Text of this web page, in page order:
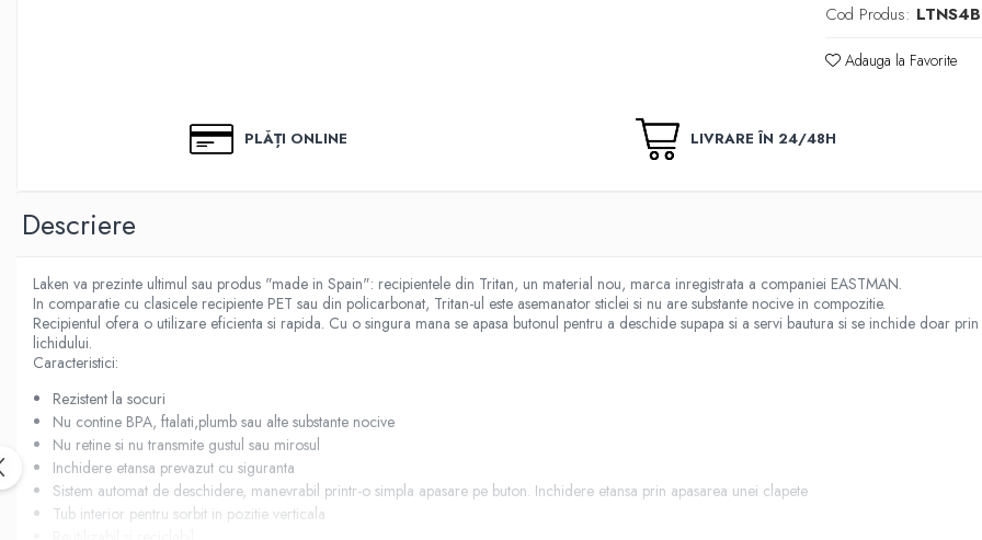
Demachiere si Curatare Ten
Produse igiena intima
Cod Produs: LTNS4B
Adauga la Favorite
PLĂȚI ONLINE LIVRARE ÎN 24/48H
Descriere
Laken va prezinte ultimul sau produs "made in Spain": recipientele din Tritan, un material nou, marca inregistrata a companiei EASTMAN.
In comparatie cu clasicele recipiente PET sau din policarbonat, Tritan-ul este asemanator sticlei si nu are substante nocive in compozitie.
Recipientul ofera o utilizare eficienta si rapida. Cu o singura mana se apasa butonul pentru a deschide supapa si a servi bautura si se inchide doar
lichidului.
Caracteristici:
Rezistent la socuri
Nu contine BPA, ftalati,plumb sau alte substante nocive
Nu retine si nu transmite gustul sau mirosul
Inchidere etansa prevazut cu siguranta
Sistem automat de deschidere, manevrabil printr-o simpla apasare pe buton. Inchidere etansa prin apasarea unei clapete
Tub interior pentru sorbit in pozitie verticala